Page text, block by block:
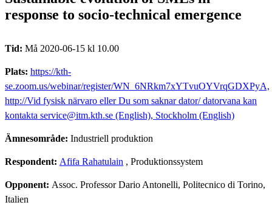
response to socio-technical emergence
Tid: Må 2020-06-15 kl 10.00
Plats: https://kth-
se.zoom.us/webinar/register/WN_6NRkm7xYTvuOYVrqGDXPyA,
http://Vid fysisk närvaro eller Du som saknar dator/ datorvana kan
kontakta service@itm.kth.se (English), Stockholm (English)
Ämnesområde: Industriell produktion
Respondent: Afifa Rahatulain , Produktionssystem
Opponent: Assoc. Professor Dario Antonelli, Politecnico di Torino,
Italien